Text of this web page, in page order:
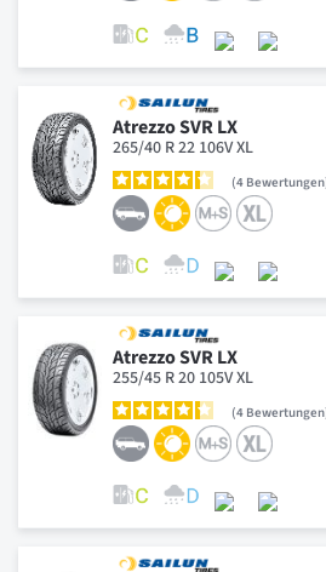
Atrezzo SVR LX
265/40 R 22 106V XL
4 Bewertungen
Atrezzo SVR LX
255/45 R 20 105V XL
4 Bewertungen